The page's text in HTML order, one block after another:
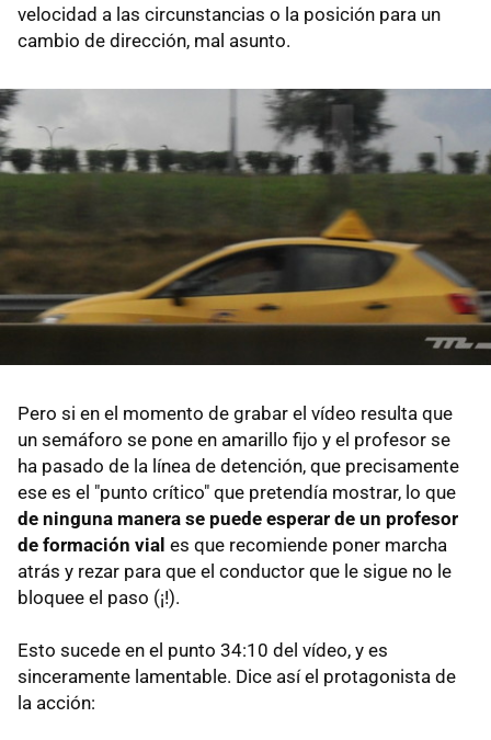
velocidad a las circunstancias o la posición para un
cambio de dirección, mal asunto.
Pero si en el momento de grabar el vídeo resulta que
un semáforo se pone en amarillo fijo y el profesor se
ha pasado de la línea de detención, que precisamente
ese es el "punto crítico" que pretendía mostrar, lo que
de ninguna manera se puede esperar de un profesor
de formación vial es que recomiende poner marcha
atrás y rezar para que el conductor que le sigue no le
bloquee el paso (¡!).
Esto sucede en el punto 34:10 del vídeo, y es
sinceramente lamentable. Dice así el protagonista de
la acción: